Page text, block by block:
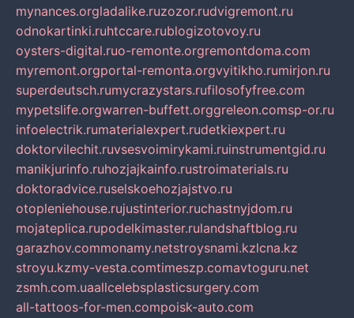
mynances.orgladalike.ruzozor.rudvigremont.ru
odnokartinki.ruhtccare.rublogizotovoy.ru
oysters-digital.ruo-remonte.orgremontdoma.com
myremont.orgportal-remonta.orgvyitikho.rumirjon.ru
superdeutsch.rumycrazystars.rufilosofyfree.com
mypetslife.orgwarren-buffett.orggreleon.comsp-or.ru
infoelectrik.rumaterialexpert.rudetkiexpert.ru
doktorvilechit.ruvsesvoimirykami.ruinstrumentgid.ru
manikjurinfo.ruhozjajkainfo.rustroimaterials.ru
doktoradvice.ruselskoehozjajstvo.ru
otopleniehouse.rujustinterior.ruchastnyjdom.ru
mojateplica.rupodelkimaster.rulandshaftblog.ru
garazhov.commonamy.netstroysnami.kzlcna.kz
stroyu.kzmy-vesta.comtimeszp.comavtoguru.net
zsmh.com.uaallcelebsplasticsurgery.com
all-tattoos-for-men.compoisk-auto.com